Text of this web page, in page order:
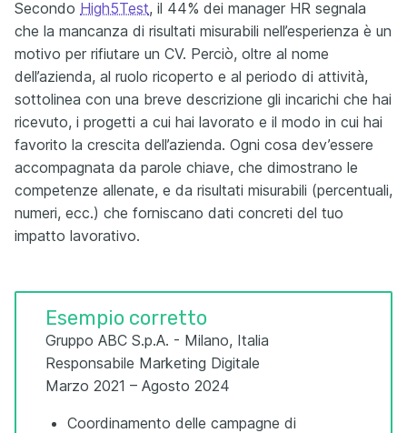
Secondo High5Test, il 44% dei manager HR segnala
che la mancanza di risultati misurabili nell’esperienza è un
motivo per rifiutare un CV. Perciò, oltre al nome
dell’azienda, al ruolo ricoperto e al periodo di attività,
sottolinea con una breve descrizione gli incarichi che hai
ricevuto, i progetti a cui hai lavorato e il modo in cui hai
favorito la crescita dell’azienda. Ogni cosa dev’essere
accompagnata da parole chiave, che dimostrano le
competenze allenate, e da risultati misurabili (percentuali,
numeri, ecc.) che forniscano dati concreti del tuo
impatto lavorativo.
Esempio corretto
Gruppo ABC S.p.A. - Milano, Italia
Responsabile Marketing Digitale
Marzo 2021 – Agosto 2024
Coordinamento delle campagne di